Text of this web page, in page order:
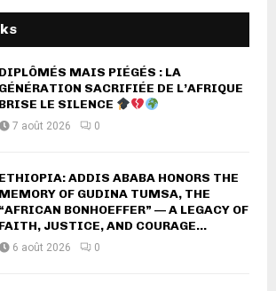
DIPLÔMÉS MAIS PIÉGÉS : LA
GÉNÉRATION SACRIFIÉE DE L’AFRIQUE
BRISE LE SILENCE
7 août 2026 0
ETHIOPIA: ADDIS ABABA HONORS THE
MEMORY OF GUDINA TUMSA, THE
“AFRICAN BONHOEFFER” — A LEGACY OF
FAITH, JUSTICE, AND COURAGE...
6 août 2026 0